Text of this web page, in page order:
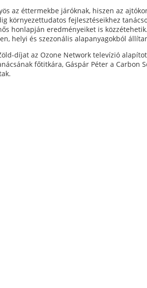
az éttermekbe járóknak, hiszen az
környezettudatos fejlesztéseikhez
honlapján eredményeiket is
helyi és szezonális alapanyagokból
díjat az Ozone Network televízió
főtitkára, Gáspár Péter a